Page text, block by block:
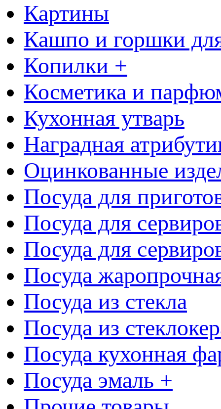
Картины
Кашпо и горшки
Копилки +
Косметика и
Кухонная утварь
Наградная
Оцинкованные
Посуда для
Посуда для
Посуда для
Посуда
Посуда из стекла
Посуда из
Посуда кухонная
Посуда эмаль +